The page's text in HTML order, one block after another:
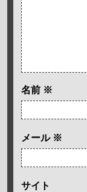
名前 ※
メール ※
サイト